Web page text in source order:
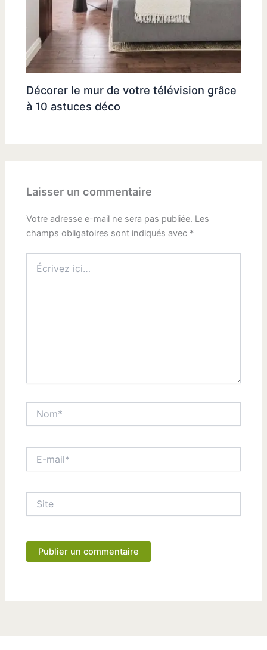
Décorer le mur de votre télévision grâce
à 10 astuces déco
Laisser un commentaire
Votre adresse e-mail ne sera pas publiée. Les
champs obligatoires sont indiqués avec *
ici…
mail*